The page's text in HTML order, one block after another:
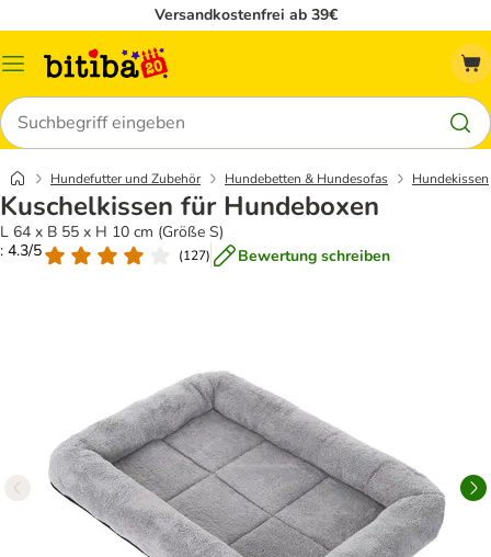
Versandkostenfrei ab 39€
Menü
Suchen
Hundefutter und Zubehör Hundebetten & Hundesofas Hundekissen
Kuschelkissen für Hundeboxen
L 64 x B 55 x H 10 cm (Größe S)
: 4.3/5
(127) Bewertung schreiben